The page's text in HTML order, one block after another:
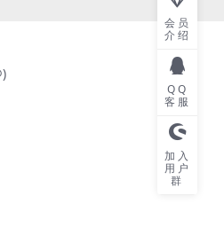
会员
介绍
QQ
客服
加入
用户
群